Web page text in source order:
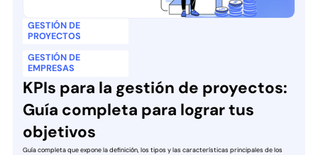
GESTIÓN DE
PROYECTOS
GESTIÓN DE
EMPRESAS
KPIs para la gestión de proyectos:
Guía completa para lograr tus
objetivos
Guía completa que expone la definición, los tipos y las características principales de los